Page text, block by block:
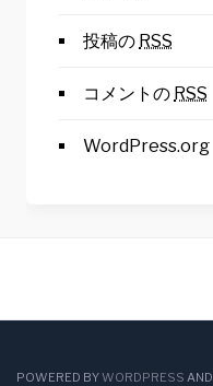
投稿の RSS
コメントの RSS
WordPress.org
POWERED BYWORDPRESS AND